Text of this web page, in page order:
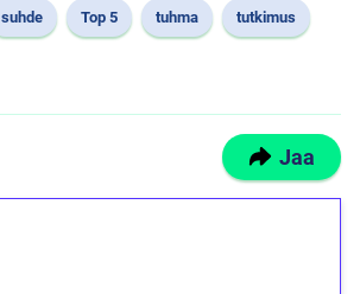
suhde Top 5 tuhma tutkimus
Jaa